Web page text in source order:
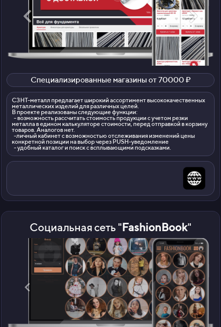
Специализированные магазины от 70000 ₽
СЗНТ-металл предлагает широкий ассортимент высококачественных
металлических изделий для различных целей.
В проекте реализованы следующие функции:
- возможность рассчитать стоимость продукции с учетом резки
металла в едином калькуляторе стоимости, перед отправкой в корзину
товаров. Аналогов нет.
-личный кабинет с возможностью отслеживания изменений цены
конкретной позиции на выбор через PUSH-уведомление
- удобный каталог и поиск с всплывающими подсказками.
Социальная сеть "FashionBook"